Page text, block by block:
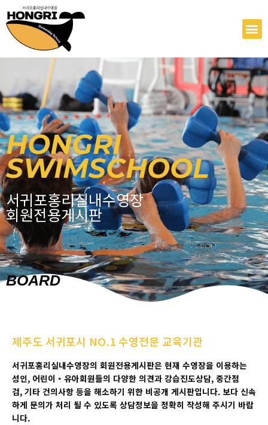
텐
건
기
HONGRI
SWIMSCHOOL
서귀포홍리실내수영장
회원전용게시판
BOARD
제주도 서귀포시 NO.1 수영전문 교육기관
서귀포홍리실내수영장의 회원전용게시판은 현재 수영장을 이용하는
성인, 어린이 ・ 유아회원들의 다양한 의견과 강습진도상담, 중간점
검, 기타 건의사항 등을 해소하기 위한 비공개 게시판입니다. 보다 신속
하게 문의가 처리 될 수 있도록 상담정보을 정확히 작성해 주시기 바랍
니다.